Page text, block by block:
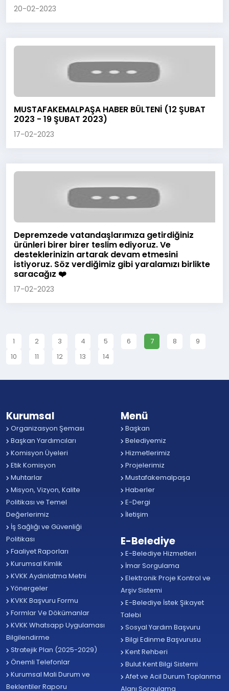
20-02-2023
MUSTAFAKEMALPAŞA HABER BÜLTENİ (12 ŞUBAT
2023 - 19 ŞUBAT 2023)
17-02-2023
Depremzede vatandaşlarımıza getirdiğiniz
ürünleri birer birer teslim ediyoruz. Ve
desteklerinizin artarak devam etmesini
istiyoruz. Söz verdiğimiz gibi yaralamızı birlikte
saracağız ❤️
17-02-2023
1 2 3 4 5 6 7 8
9
10
11 12 13 14
Kurumsal
Organizasyon Şeması
Başkan Yardımcıları
Komisyon Üyeleri
Etik Komisyon
Muhtarlar
Misyon, Vizyon, Kalite
Politikası ve Temel
Değerlerimiz
İş Sağlığı ve Güvenliği
Politikası
Faaliyet Raporları
Kurumsal Kimlik
KVKK Aydınlatma Metni
Yönergeler
KVKK Başvuru Formu
Formlar Ve Dökümanlar
KVKK Whatsapp Uygulaması
Bilgilendirme
Stratejik Plan (2025-2029)
Önemli Telefonlar
Kurumsal Mali Durum ve
Beklentiler Raporu
Menü
Başkan
Belediyemiz
Hizmetlerimiz
Projelerimiz
Mustafakemalpaşa
Haberler
E-Dergi
İletişim
E-Belediye
E-Belediye Hizmetleri
İmar Sorgulama
Elektronik Proje Kontrol ve
Arşiv Sistemi
E-Belediye İstek Şikayet
Talebi
Sosyal Yardım Başvuru
Bilgi Edinme Başvurusu
Kent Rehberi
Bulut Kent Bilgi Sistemi
Afet ve Acil Durum Toplanma
Alanı Sorgulama